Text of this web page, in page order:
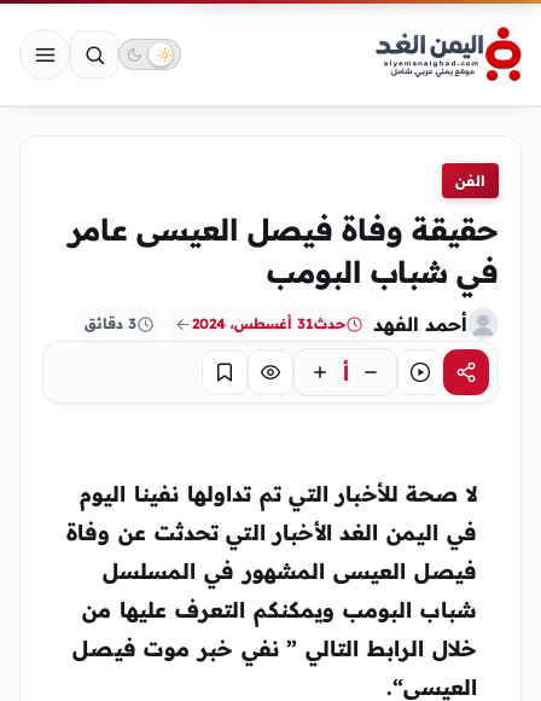
الفن
حقيقة وفاة فيصل العيسى عامر
في شباب البومب
أحمد الفهد حدث31 أغسطس، 2024 3 دقائق
مشاركةاستماع أ تركيز حفظ
لا صحة للأخبار التي تم تداولها نفينا اليوم
في اليمن الغد الأخبار التي تحدثت عن وفاة
فيصل العيسى المشهور في المسلسل
شباب البومب ويمكنكم التعرف عليها من
خلال الرابط التالي ”نفي خبر موت فيصل
العيسى“.